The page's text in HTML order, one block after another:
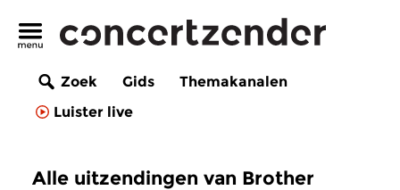
Zoek Gids
Themakanalen
Luister live
Alle uitzendingen van Brother